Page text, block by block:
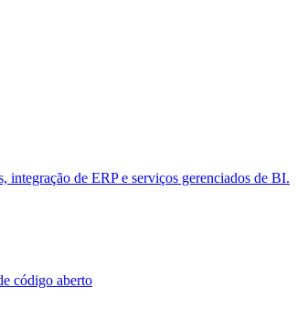
integração de ERP e serviços gerenciados de BI.
código aberto